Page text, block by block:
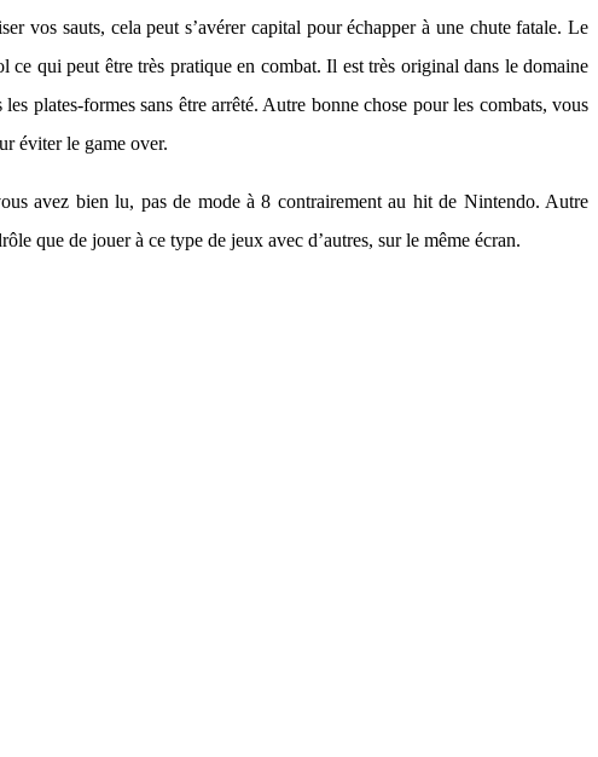
vos sauts, cela peut s’avérer capital pour échapper à une chute fatale. Le
ce qui peut être très pratique en combat. Il est très original dans le domaine
plates-formes sans être arrêté. Autre bonne chose pour les combats, vous
éviter le game over.
avez bien lu, pas de mode à 8 contrairement au hit de Nintendo. Autre
que de jouer à ce type de jeux avec d’autres, sur le même écran.